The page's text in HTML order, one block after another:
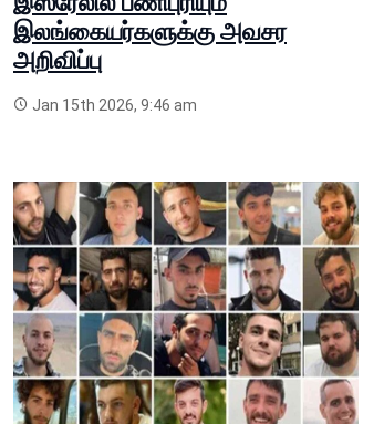
இலங்கையர்களுக்கு அவசர
அறிவிப்பு
Jan 15th 2026, 9:46 am